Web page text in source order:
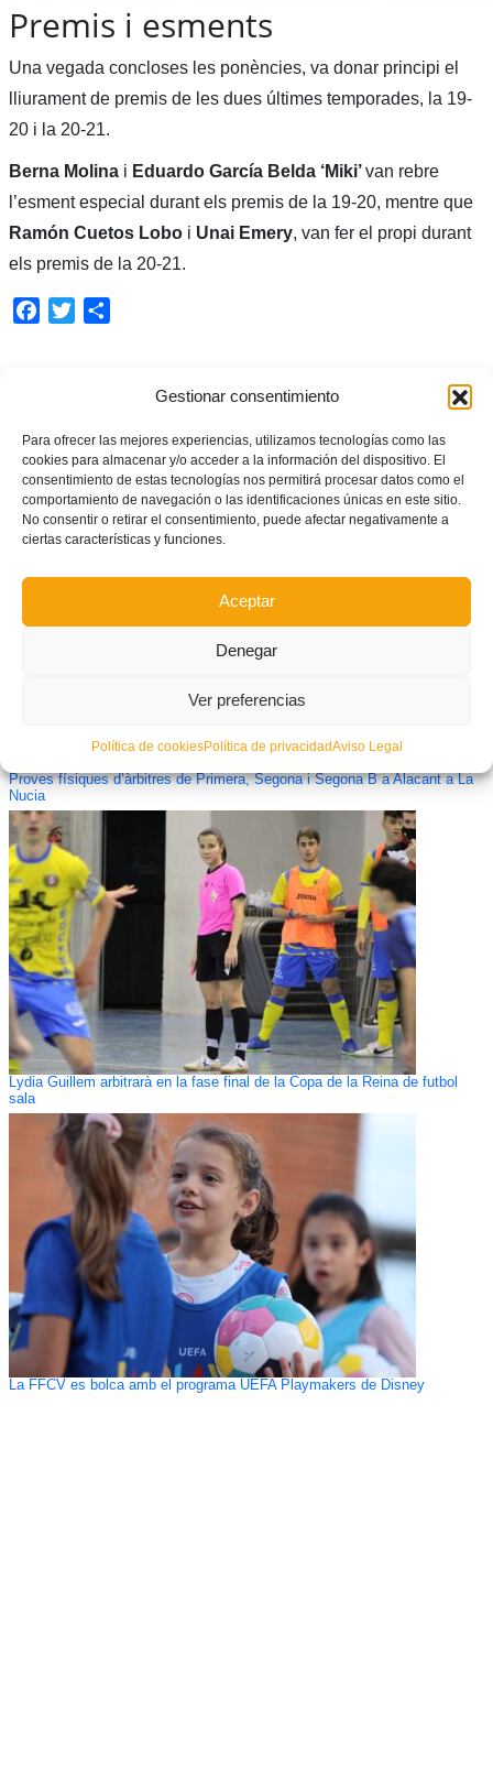
Gestionar consentimiento
Para ofrecer las mejores experiencias, utilizamos tecnologías como las
cookies para almacenar y/o acceder a la información del dispositivo. El
consentimiento de estas tecnologías nos permitirá procesar datos como el
comportamiento de navegación o las identificaciones únicas en este sitio.
No consentir o retirar el consentimiento, puede afectar negativamente a
ciertas características y funciones.
Aceptar
Denegar
Ver preferencias
Política de cookiesPolítica de privacidadAviso Legal
Premis i esments
Una vegada concloses les ponències, va donar principi el
lliurament de premis de les dues últimes temporades, la 19-
20 i la 20-21.
Berna Molinai Eduardo García Belda ‘Miki’van rebre
l’esment especial durant els premis de la 19-20, mentre que
Ramón Cuetos Loboi Unai Emery, van fer el propi durant
els premis de la 20-21.
Facebook
Twitter
TAGGED UNDER:
ENTRENADORS
What you can read next
Proves físiques d’àrbitres de Primera, Segona i Segona B a Alacant a La
Nucia
Lydia Guillem arbitrarà en la fase final de la Copa de la Reina de futbol
sala
La FFCV es bolca amb el programa UEFA Playmakers de Disney